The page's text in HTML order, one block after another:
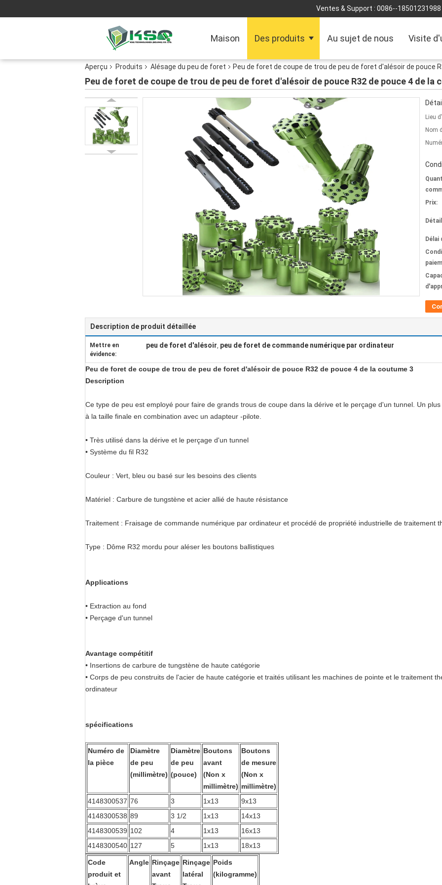
Ventes & Support : 0086--18501231988
Maison Des produits Au sujet de nous Visite
Aperçu Produits Alésage du peu de foret Peu de foret de coupe de trou de peu de foret d'alésoir de pouce
Peu de foret de coupe de trou de peu de foret d'alésoir de pouce R32 de pouce 4 de la
Lieu
Nom
Prix:
Délai
Description de produit détaillée
Mettre en
évidence:
peu de foret d'alésoir, peu de foret de commande numérique par ordinateur
Peu de foret de coupe de trou de peu de foret d'alésoir de pouce R32 de pouce 4 de la coutume 3
Description
Ce type de peu est employé pour faire de grands trous de coupe dans la dérive et le perçage d'un tunnel. Un
à la taille finale en combination avec un adapteur -pilote.
• Très utilisé dans la dérive et le perçage d'un tunnel
• Système du fil R32
Couleur : Vert, bleu ou basé sur les besoins des clients
Matériel : Carbure de tungstène et acier allié de haute résistance
Traitement : Fraisage de commande numérique par ordinateur et procédé de propriété industrielle de traitement
Type : Dôme R32 mordu pour aléser les boutons ballistiques
Applications
• Extraction au fond
• Perçage d'un tunnel
Avantage compétitif
• Insertions de carbure de tungstène de haute catégorie
• Corps de peu construits de l'acier de haute catégorie et traités utilisant les machines de pointe et le traitement
ordinateur
spécifications
Numéro de
la pièce
Diamètre
de peu
(millimètre)
Diamètre
de peu
(pouce)
Boutons
avant
(Non x
millimètre)
Boutons
de mesure
(Non x
millimètre)
4148300537 76 3 1x13
9x13
4148300538 89 3 1/2 1x13
14x13
4148300539 102 4 1x13
16x13
4148300540 127 5 1x13 18x13
Code
produit et
Angle Rinçage
avant
Rinçage
latéral
Poids
(kilogramme)